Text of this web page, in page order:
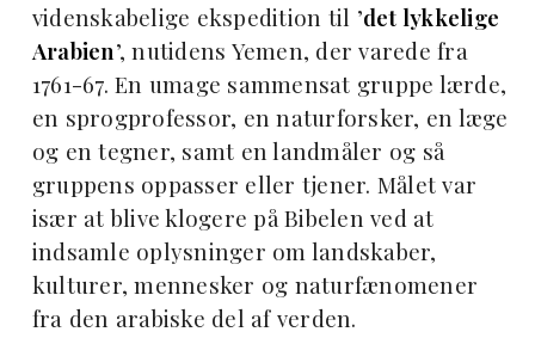
videnskabelige ekspedition til ’det lykkelige
Arabien’, nutidens Yemen, der varede fra
1761-67. En umage sammensat gruppe lærde,
en sprogprofessor, en naturforsker, en læge
og en tegner, samt en landmåler og så
gruppens oppasser eller tjener. Målet var
især at blive klogere på Bibelen ved at
indsamle oplysninger om landskaber,
kulturer, mennesker og naturfænomener
fra den arabiske del af verden.